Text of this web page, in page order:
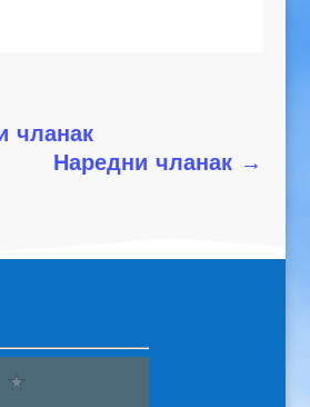
чланак
Наредни чланак →